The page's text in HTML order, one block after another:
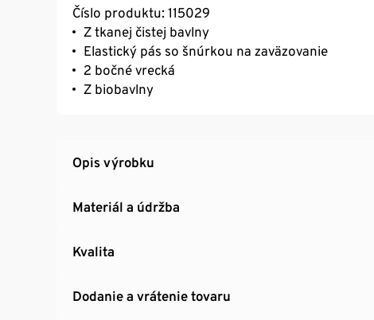
Číslo produktu: 115029
Z tkanej čistej bavlny
Elastický pás so šnúrkou na zaväzovanie
2 bočné vrecká
Z biobavlny
Opis výrobku
Materiál a údržba
Kvalita
Dodanie a vrátenie tovaru